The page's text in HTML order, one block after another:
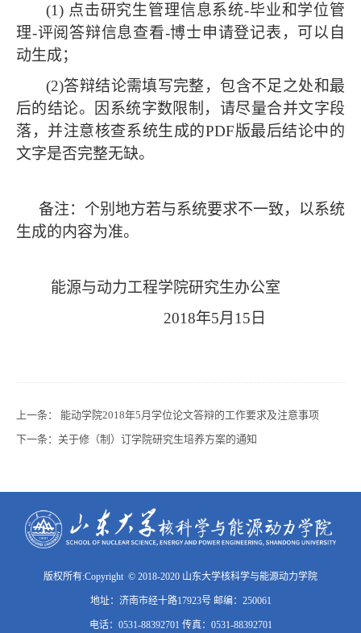
(1) 点击研究生管理信息系统-毕业和学位管
理-评阅答辩信息查看-博士申请登记表，可以自
动生成；
(2)答辩结论需填写完整，包含不足之处和最
后的结论。因系统字数限制，请尽量合并文字段
落，并注意核查系统生成的PDF版最后结论中的
文字是否完整无缺。
备注：个别地方若与系统要求不一致，以系统
生成的内容为准。
能源与动力工程学院研究生办公室
2018年5月15日
上一条：
能动学院2018年5月学位论文答辩的工作要求及注意事项
下一条： 关于修（制）订学院研究生培养方案的通知
版权所有:Copyright © 2018-2020 山东大学核科学与能源动力学院
地址：济南市经十路17923号 邮编：250061
电话：0531-88392701 传真：0531-88392701